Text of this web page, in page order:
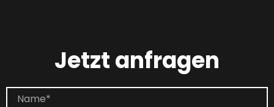
Jetzt anfragen